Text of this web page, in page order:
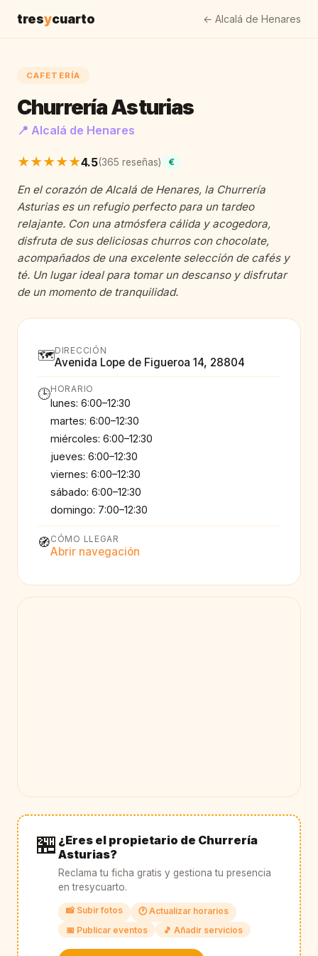
tresycuarto ← Alcalá de Henares
CAFETERÍA
Churrería Asturias
📍 Alcalá de Henares
★★★★★4.5(365 reseñas) €
En el corazón de Alcalá de Henares, la Churrería
Asturias es un refugio perfecto para un tardeo
relajante. Con una atmósfera cálida y acogedora,
disfruta de sus deliciosas churros con chocolate,
acompañados de una excelente selección de cafés y
té. Un lugar ideal para tomar un descanso y disfrutar
de un momento de tranquilidad.
🗺️DIRECCIÓN
Avenida Lope de Figueroa 14, 28804
🕒HORARIO
lunes: 6:00–12:30
martes: 6:00–12:30
miércoles: 6:00–12:30
jueves: 6:00–12:30
viernes: 6:00–12:30
sábado: 6:00–12:30
domingo: 7:00–12:30
🧭CÓMO LLEGAR
Abrir navegación
🏪 ¿Eres el propietario de Churrería
Asturias?
Reclama tu ficha gratis y gestiona tu presencia
en tresycuarto.
📸 Subir fotos
🕐 Actualizar horarios
📅 Publicar eventos
🎵 Añadir servicios